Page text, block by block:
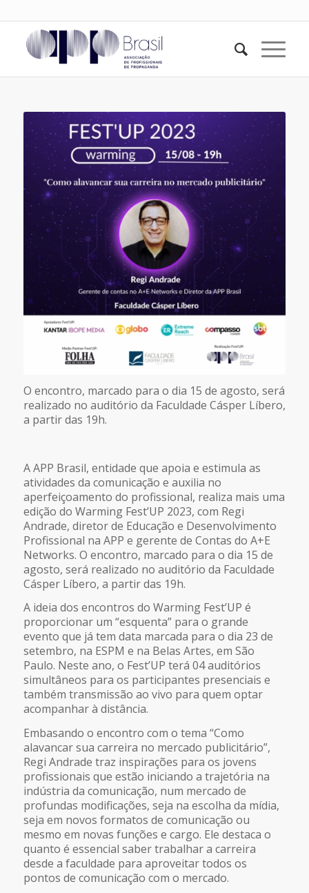
O encontro, marcado para o dia 15 de agosto, será
realizado no auditório da Faculdade Cásper Líbero,
a partir das 19h.
A APP Brasil, entidade que apoia e estimula as
atividades da comunicação e auxilia no
aperfeiçoamento do profissional, realiza mais uma
edição do Warming Fest’UP 2023, com Regi
Andrade, diretor de Educação e Desenvolvimento
Profissional na APP e gerente de Contas do A+E
Networks. O encontro, marcado para o dia 15 de
agosto, será realizado no auditório da Faculdade
Cásper Líbero, a partir das 19h.
A ideia dos encontros do Warming Fest’UP é
proporcionar um “esquenta” para o grande
evento que já tem data marcada para o dia 23 de
setembro, na ESPM e na Belas Artes, em São
Paulo. Neste ano, o Fest’UP terá 04 auditórios
simultâneos para os participantes presenciais e
também transmissão ao vivo para quem optar
acompanhar à distância.
Embasando o encontro com o tema “Como
alavancar sua carreira no mercado publicitário”,
Regi Andrade traz inspirações para os jovens
profissionais que estão iniciando a trajetória na
indústria da comunicação, num mercado de
profundas modificações, seja na escolha da mídia,
seja em novos formatos de comunicação ou
mesmo em novas funções e cargo. Ele destaca o
quanto é essencial saber trabalhar a carreira
desde a faculdade para aproveitar todos os
pontos de comunicação com o mercado.